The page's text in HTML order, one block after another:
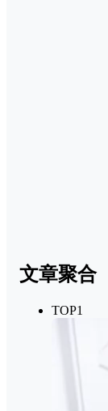
文章聚合
TOP1